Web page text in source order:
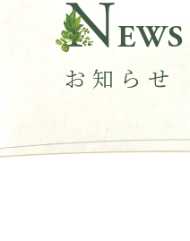
NEWS
お知らせ